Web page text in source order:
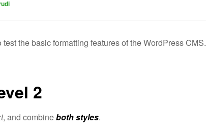
the basic formatting features of the WordPress CMS.
2
, and combineboth styles.